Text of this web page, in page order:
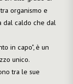
organismo e
dal caldo che dal
in capo", è un
unico.
tra le sue